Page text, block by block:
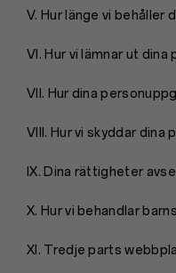
V. Hur länge vi behåller
VI. Hur vi lämnar ut
VII. Hur dina
VIII. Hur vi skyddar
IX. Dina rättigheter
X. Hur vi behandlar
XI. Tredje parts